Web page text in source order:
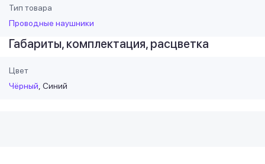
Тип товара
Проводные наушники
Габариты, комплектация, расцветка
Цвет
Чёрный Синий